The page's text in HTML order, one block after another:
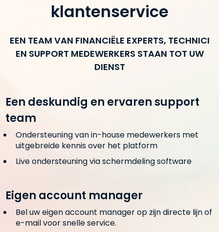
klantenservice
EEN TEAM VAN FINANCIËLE EXPERTS, TECHNICI
EN SUPPORT MEDEWERKERS STAAN TOT UW
DIENST
Een deskundig en ervaren support
team
Ondersteuning van in-house medewerkers met
uitgebreide kennis over het platform
Live ondersteuning via schermdeling software
Eigen account manager
Bel uw eigen account manager op zijn directe lijn of
e-mail voor snelle service.